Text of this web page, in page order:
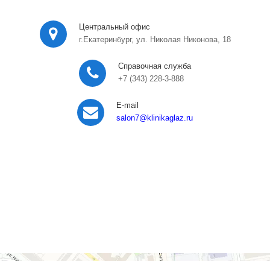
Центральный офис
г.Екатеринбург, ул. Николая Никонова, 18
Справочная служба
+7 (343) 228-3-888
E-mail
salon7@klinikaglaz.ru